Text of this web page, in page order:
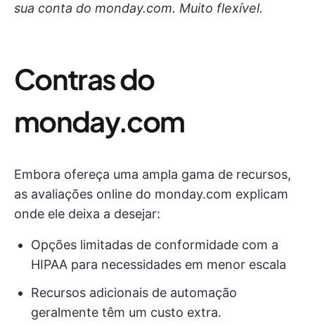
sua conta do monday.com. Muito flexível.
Contras do
monday.com
Embora ofereça uma ampla gama de recursos,
as avaliações online do monday.com explicam
onde ele deixa a desejar:
Opções limitadas de conformidade com a
HIPAA para necessidades em menor escala
Recursos adicionais de automação
geralmente têm um custo extra.